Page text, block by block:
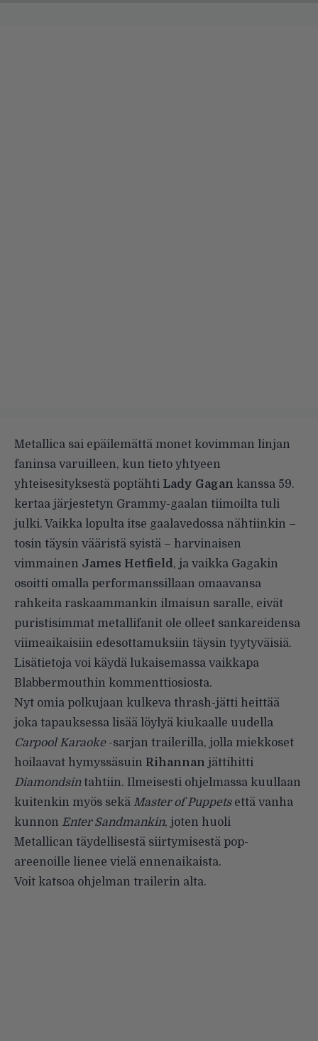
Metallica sai epäilemättä monet kovimman linjan
faninsa varuilleen, kun tieto yhtyeen
yhteisesityksestä poptähti Lady Gagan kanssa 59.
kertaa järjestetyn Grammy-gaalan tiimoilta tuli
julki. Vaikka lopulta itse gaalavedossa nähtiinkin –
tosin täysin vääristä syistä – harvinaisen
vimmainen James Hetfield, ja vaikka Gagakin
osoitti omalla performanssillaan omaavansa
rahkeita raskaammankin ilmaisun saralle, eivät
puristisimmat metallifanit ole olleet sankareidensa
viimeaikaisiin edesottamuksiin täysin tyytyväisiä.
Lisätietoja voi käydä lukaisemassa vaikkapa
Blabbermouthin kommenttiosiosta.
Nyt omia polkujaan kulkeva thrash-jätti heittää
joka tapauksessa lisää löylyä kiukaalle uudella
Carpool Karaoke-sarjan trailerilla, jolla miekkoset
hoilaavat hymyssäsuin Rihannan jättihitti
Diamondsintahtiin. Ilmeisesti ohjelmassa kuullaan
kuitenkin myös sekä Master of Puppetsettä vanha
kunnon Enter Sandmankin, joten huoli
Metallican täydellisestä siirtymisestä pop-
areenoille lienee vielä ennenaikaista.
Voit katsoa ohjelman trailerin alta.